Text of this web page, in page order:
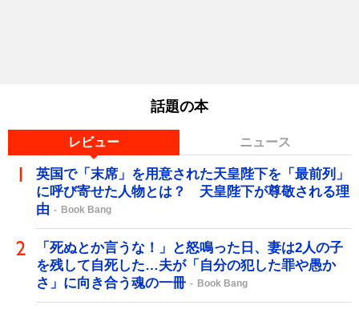
話題の本
レビュー ニュース
英国で「末席」を用意された天皇陛下を「最前列」
に呼び寄せた人物とは？ 天皇陛下が尊敬される理
由
Book Bang
「死ぬとか言うな！」と怒鳴った日、妻は2人の子
を残して自死した…夫が「自分の犯した罪や愚か
さ」に向き合う魂の一冊
Book Bang